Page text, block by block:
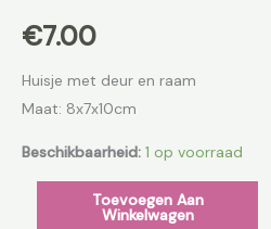
€7.00
Huisje met deur en raam
Maat: 8x7x10cm
Beschikbaarheid: 1 op voorraad
Toevoegen Aan
Winkelwagen